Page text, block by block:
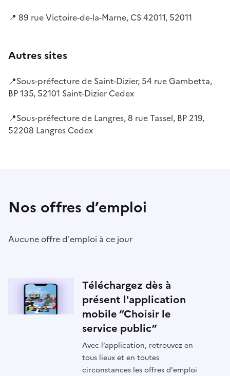
📍 89 rue Victoire-de-la-Marne, CS 42011, 52011
Autres sites
📍Sous-préfecture de Saint-Dizier, 54 rue Gambetta,
BP 135, 52101 Saint-Dizier Cedex
📍Sous-préfecture de Langres, 8 rue Tassel, BP 219,
52208 Langres Cedex
Nos offres d’emploi
Aucune offre d'emploi à ce jour
Téléchargez dès à
présent l'application
mobile “Choisir le
service public”
Avec l’application, retrouvez en
tous lieux et en toutes
circonstances les offres d'emploi